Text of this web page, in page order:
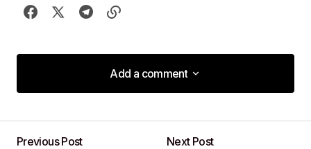
Add a comment
Add a comment
Previous Post Next Post